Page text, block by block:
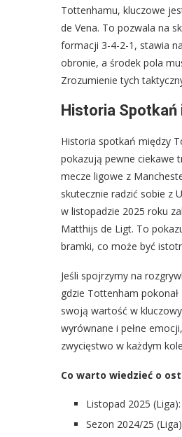
Tottenhamu, kluczowe
de Vena. To pozwala na
formacji 3-4-2-1, stawia
obronie, a środek pola
Zrozumienie tych
Historia Spotkań
Historia spotkań między
pokazują pewne ciekawe
mecze ligowe z
skutecznie radzić sobie z
w listopadzie 2025 roku
Matthijs de Ligt. To
bramki, co może być
Jeśli spojrzymy na
gdzie Tottenham
swoją wartość w
wyrównane i pełne
zwycięstwo w każdym
Co warto wiedzieć o
Listopad 2025
Sezon 2024/25